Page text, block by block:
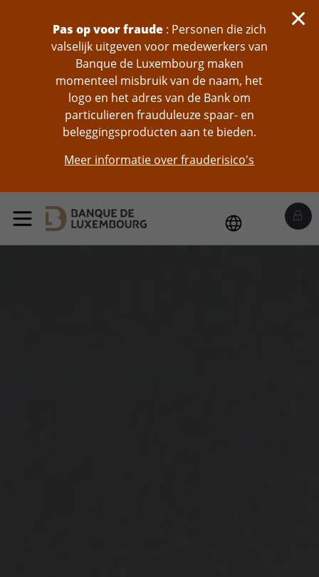
Pas op voor fraude: Personen die zich
valselijk uitgeven voor medewerkers van
Banque de Luxembourg maken
momenteel misbruik van de naam, het
logo en het adres van de Bank om
particulieren frauduleuze spaar- en
beleggingsproducten aan te bieden.
Meer informatie over frauderisico's